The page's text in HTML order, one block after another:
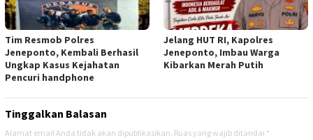
Tim Resmob Polres
Jeneponto, Kembali Berhasil
Ungkap Kasus Kejahatan
Pencuri handphone
Jelang HUT RI, Kapolres
Jeneponto, Imbau Warga
Kibarkan Merah Putih
Tinggalkan Balasan
Alamat email Anda tidak akan dipublikasikan. Ruas yang wajib ditandai *